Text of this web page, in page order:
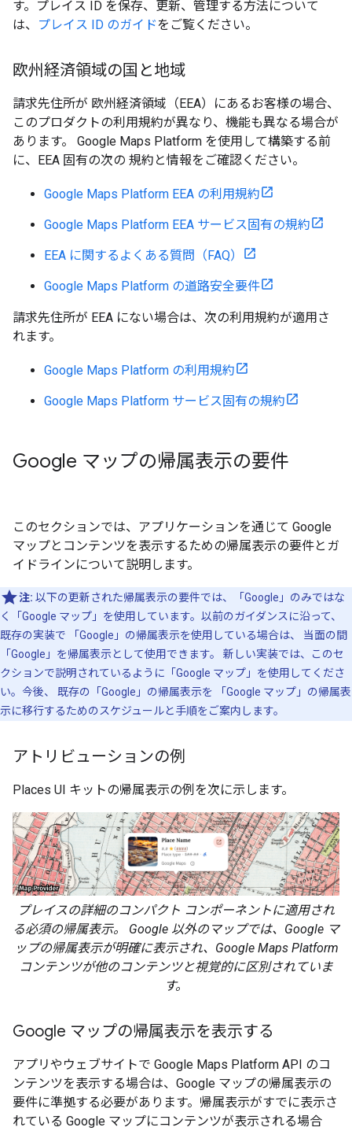
す。プレイス ID を保存、更新、管理する方法について
は、
プレイス ID のガイドをご覧ください。
欧州経済領域の国と地域
請求先住所が 欧州経済領域（EEA）にあるお客様の場合、
このプロダクトの利用規約が異なり、機能も異なる場合が
あります。 Google Maps Platform を使用して構築する前
に、EEA 固有の次の 規約と情報をご確認ください。
Google Maps Platform EEA の利用規約
Google Maps Platform EEA サービス固有の規約
EEA に関するよくある質問（FAQ）
Google Maps Platform の道路安全要件
請求先住所が EEA にない場合は、次の利用規約が適用さ
れます。
Google Maps Platform の利用規約
Google Maps Platform サービス固有の規約
Google マップの帰属表示の要件
このセクションでは、アプリケーションを通じて Google
マップとコンテンツを表示するための帰属表示の要件とガ
イドラインについて説明します。
注: 以下の更新された帰属表示の要件では、「Google」のみではな
く「Google マップ」を使用しています。以前のガイダンスに沿って、
既存の実装で 「Google」の帰属表示を使用している場合は、 当面の間
「Google」を帰属表示として使用できます。 新しい実装では、このセ
クションで説明されているように「Google マップ」を使用してくださ
い。今後、 既存の「Google」の帰属表示を 「Google マップ」の帰属表
示に移行するためのスケジュールと手順をご案内します。
アトリビューションの例
Places UI キットの帰属表示の例を次に示します。
プレイスの詳細のコンパクト コンポーネントに適用され
る必須の帰属表示。 Google 以外のマップでは、Google マ
ップの帰属表示が明確に表示され、Google Maps Platform
コンテンツが他のコンテンツと視覚的に区別されていま
す。
Google マップの帰属表示を表示する
アプリやウェブサイトで Google Maps Platform API のコ
ンテンツを表示する場合は、Google マップの帰属表示の
要件に準拠する必要があります。帰属表示がすでに表示さ
れている Google マップにコンテンツが表示される場合